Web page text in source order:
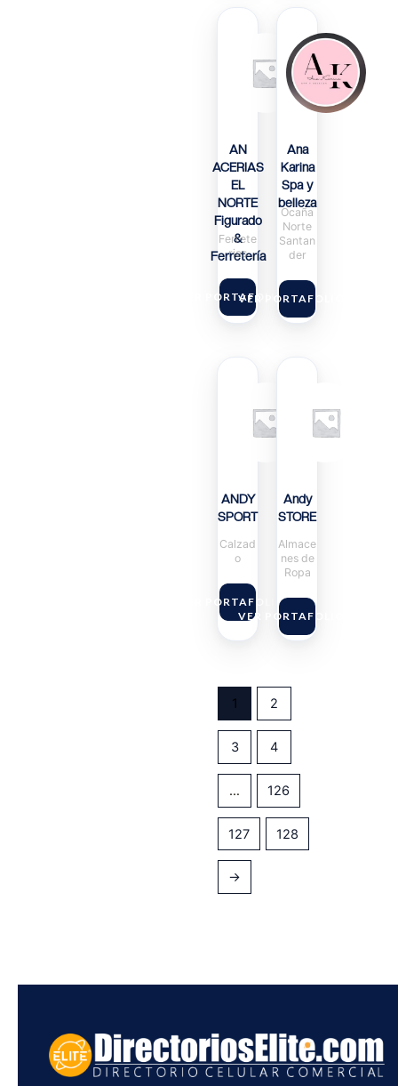
AN
ACERIAS
EL
NORTE
Figurado
&
Ferretería
Ferrete
rias
VER PORTAFOLIO
Ana
Karina
Spa y
belleza
Ocaña
Norte
Santan
der
VER PORTAFOLIO
ANDY
SPORT
Calzad
o
VER PORTAFOLIO
Andy
STORE
Almace
nes de
Ropa
VER PORTAFOLIO
1 2
3 4
… 126
127 128
→